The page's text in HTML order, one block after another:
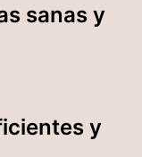
sanas y
y